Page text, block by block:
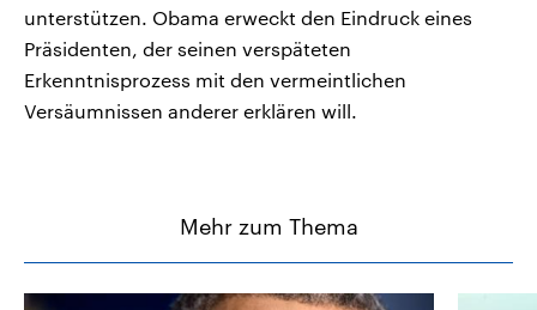
unterstützen. Obama erweckt den Eindruck eines
Präsidenten, der seinen verspäteten
Erkenntnisprozess mit den vermeintlichen
Versäumnissen anderer erklären will.
Mehr zum Thema